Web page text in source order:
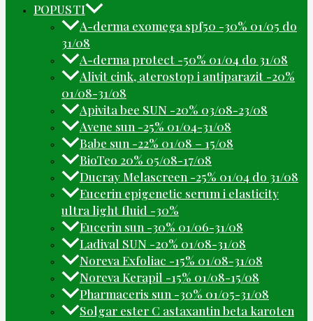
POPUSTI
A-derma exomega spf50 -30% 01/05 do
31/08
A-derma protect -50% 01/04 do 31/08
Alivit cink, aterostop i antiparazit -20%
01/08-31/08
Apivita bee SUN -20% 03/08-23/08
Avene sun -25% 01/04-31/08
Babe sun -22% 01/08 – 15/08
BioTeo 20% 05/08-17/08
Ducray Melascreen -25% 01/04 do 31/08
Eucerin epigenetic serum i elasticity
ultra light fluid -30%
Eucerin sun -30% 01/06-31/08
Ladival SUN -20% 01/08-31/08
Noreva Exfoliac -15% 01/08-31/08
Noreva Kerapil -15% 01/08-15/08
Pharmaceris sun -30% 01/05-31/08
Solgar ester C astaxantin beta karoten